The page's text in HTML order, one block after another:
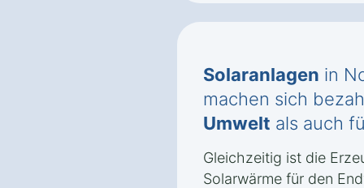
Solaranlagen in
machen sich
Umwelt als auch
Gleichzeitig ist die
Solarwärme für den